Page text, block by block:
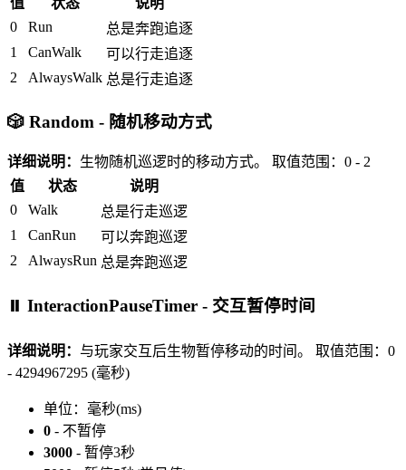
0
Run
总是奔跑追逐
1
CanWalk
可以行走追逐
2
AlwaysWalk 总是行走追逐
🎲 Random - 随机移动方式
详细说明： 生物随机巡逻时的移动方式。 取值范围：0 - 2
值
状态
说明
0
Walk
总是行走巡逻
1
CanRun
可以奔跑巡逻
2
AlwaysRun 总是奔跑巡逻
⏸️ InteractionPauseTimer - 交互暂停时间
详细说明： 与玩家交互后生物暂停移动的时间。 取值范围：0
- 4294967295 (毫秒)
单位：毫秒(ms)
0 - 不暂停
3000 - 暂停3秒